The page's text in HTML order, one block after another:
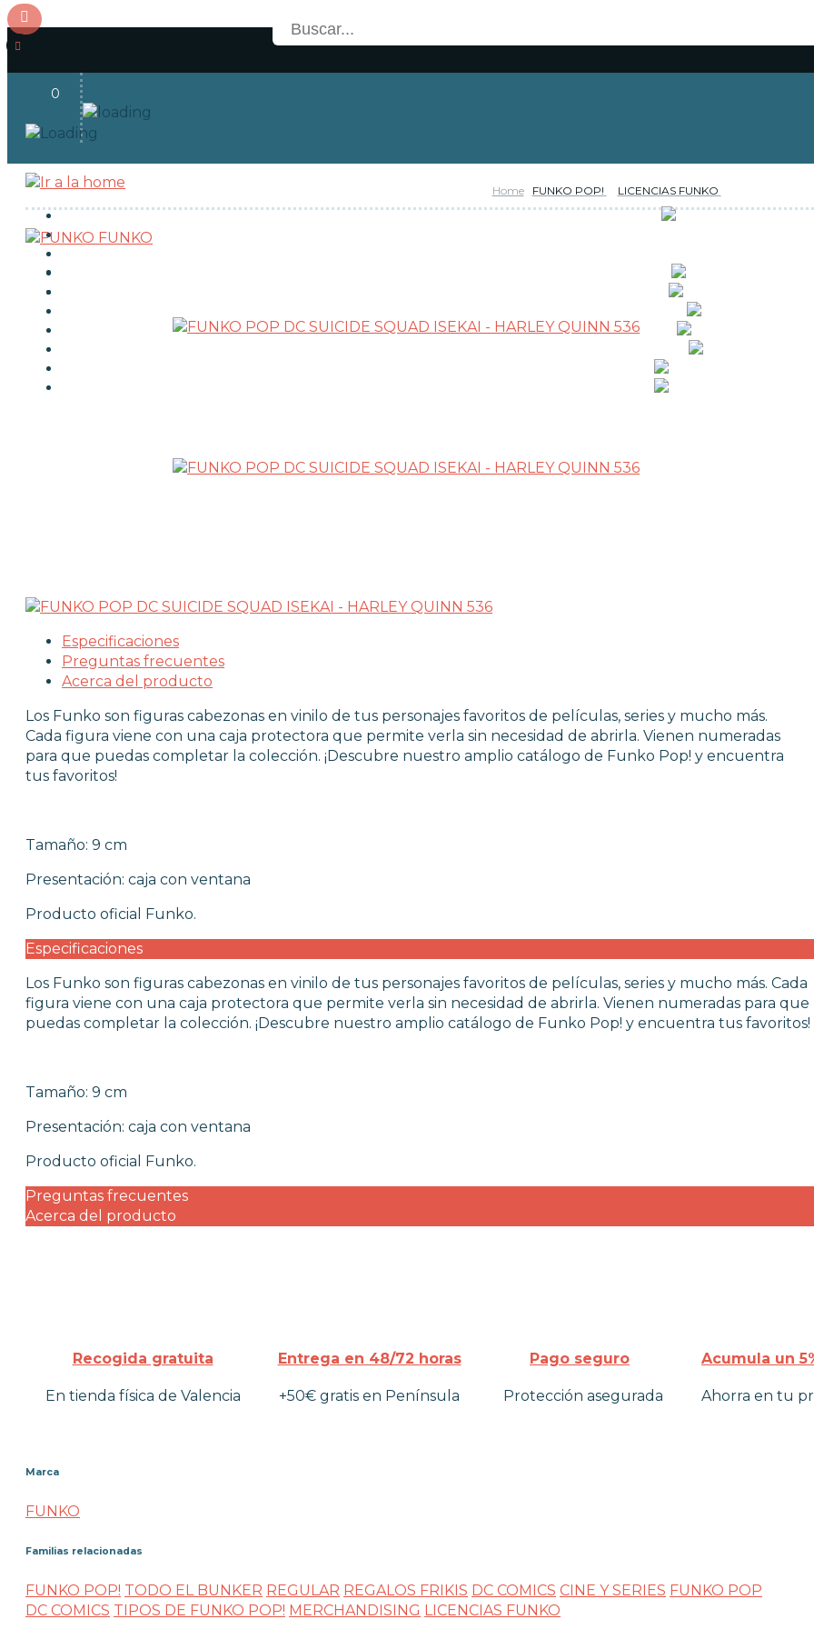
0
Acceso
RESERVAS
WARHAMMER
FUNKO POP ANIMACIÓN
FUNKO POP DRAGON BALL
FUNKO POP EL SEÑOR DE LOS ANILLOS
FUNKO POP HARRY POTTER
FUNKO POP MARVEL
FUNKO POP MÚSICA
FUNKO POP POKÉMON
FUNKO POP SERIES
FUNKO POP STAR WARS
PROTECTORES FUNKO POP
COLECCIONISMO
WARHAMMER
CARTAS TCG
JUEGOS
Home FUNKO POP! LICENCIAS FUNKO
FUNKO
Especificaciones
Preguntas frecuentes
Acerca del producto
Los Funko son figuras cabezonas en vinilo de tus personajes favoritos de películas, series y mucho más.
Cada figura viene con una caja protectora que permite verla sin necesidad de abrirla. Vienen numeradas
para que puedas completar la colección. ¡Descubre nuestro amplio catálogo de Funko Pop! y encuentra
tus favoritos!
Tamaño: 9 cm
Presentación: caja con ventana
Producto oficial Funko.
Especificaciones
Los Funko son figuras cabezonas en vinilo de tus personajes favoritos de películas, series y mucho más. Cada
figura viene con una caja protectora que permite verla sin necesidad de abrirla. Vienen numeradas para que
puedas completar la colección. ¡Descubre nuestro amplio catálogo de Funko Pop! y encuentra tus favoritos!
Tamaño: 9 cm
Presentación: caja con ventana
Producto oficial Funko.
Preguntas frecuentes
Acerca del producto
Recogida gratuita Entrega en 48/72 horas Pago seguro Acumula un
En tienda física de Valencia +50€ gratis en Península Protección asegurada Ahorra en tu
Marca
FUNKO
Familias relacionadas
FUNKO POP! TODO EL BUNKER REGULAR REGALOS FRIKIS DC COMICS CINE Y SERIES FUNKO POP
DC COMICS TIPOS DE FUNKO POP! MERCHANDISING LICENCIAS FUNKO